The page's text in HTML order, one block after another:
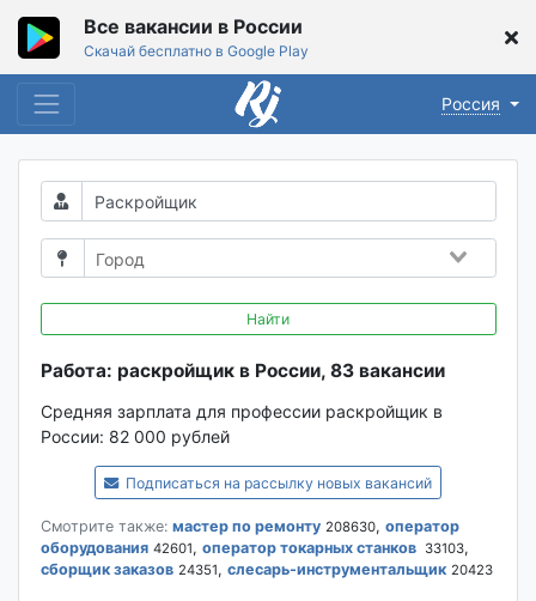
Все вакансии в России
Скачай бесплатно в Google Play
Россия
Найти
Работа: раскройщик в России, 83 вакансии
Средняя зарплата для профессии раскройщик в
России: 82 000 рублей
Подписаться на рассылку новых вакансий
Смотрите также: мастер по ремонту 208630, оператор
оборудования 42601, оператор токарных станков 33103,
сборщик заказов 24351, слесарь-инструментальщик 20423